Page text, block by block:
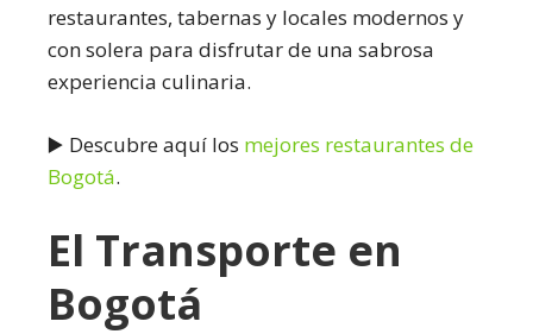
restaurantes, tabernas y locales modernos y
con solera para disfrutar de una sabrosa
experiencia culinaria.
▶️ Descubre aquí los mejores restaurantes de
Bogotá.
El Transporte en
Bogotá